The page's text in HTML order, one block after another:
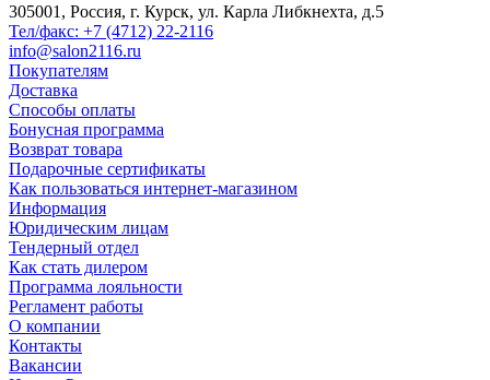
305001, Россия, г. Курск, ул. Карла Либкнехта, д.5
Тел/факс: +7 (4712) 22-2116
info@salon2116.ru
Покупателям
Доставка
Способы оплаты
Бонусная программа
Возврат товара
Подарочные сертификаты
Как пользоваться интернет-магазином
Информация
Юридическим лицам
Тендерный отдел
Как стать дилером
Программа лояльности
Регламент работы
О компании
Контакты
Вакансии